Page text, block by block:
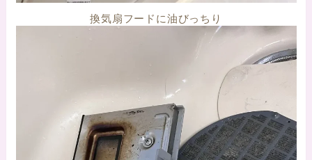
換気扇フードに油びっちり